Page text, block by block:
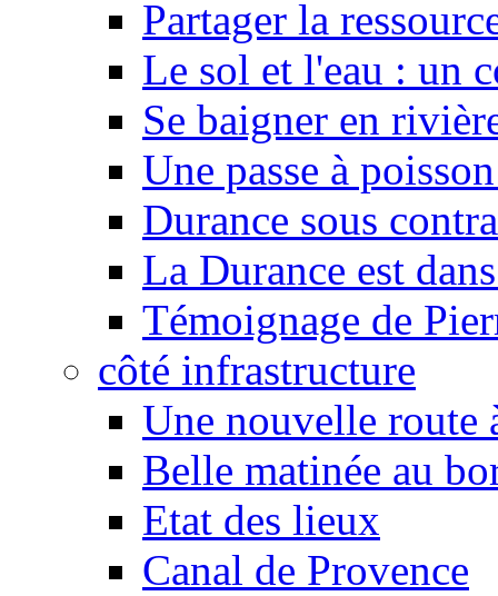
Partager la
Le sol et l'eau : un
Se baigner en
Une passe à
Durance sous
La Durance est
Témoignage de
côté infrastructure
Une nouvelle route
Belle matinée au
Etat des lieux
Canal de Provence